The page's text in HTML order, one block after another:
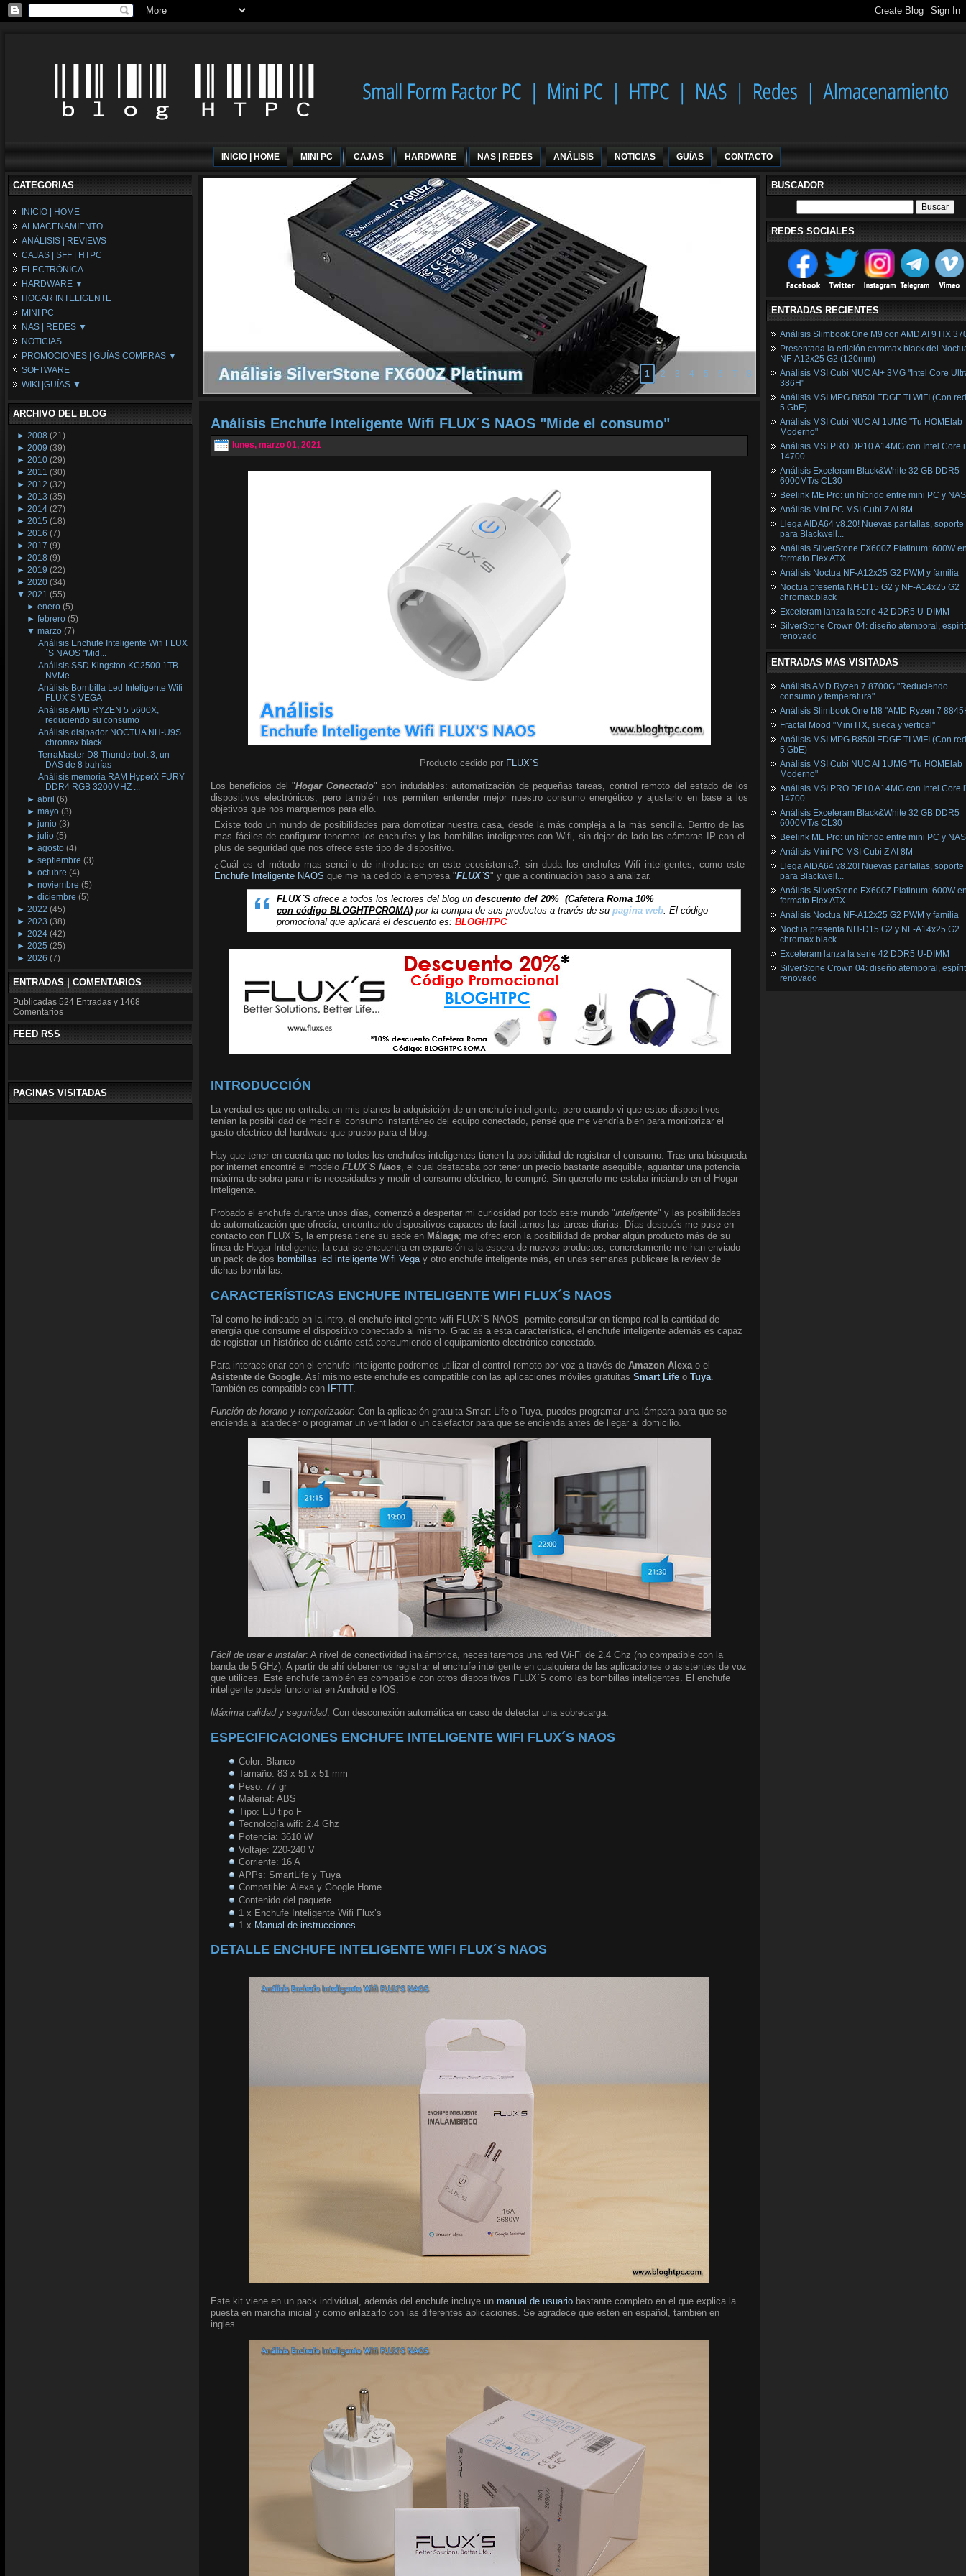
INICIO | HOME MINI PC CAJAS HARDWARE NAS | REDES ANÁLISIS NOTICIAS GUÍAS CONTACTO
CATEGORIAS
INICIO | HOME
ALMACENAMIENTO
ANÁLISIS | REVIEWS
CAJAS | SFF | HTPC
ELECTRÓNICA
HARDWARE ▼
Fuentes de Alimentación
Memória RAM
Placas Base
Procesadores
Periféricos
Refrigeración
Tarjetas Gráficas
HOGAR INTELIGENTE
MINI PC
NAS | REDES ▼
NAS
Espacio Synology
Redes
NOTICIAS
PROMOCIONES | GUÍAS COMPRAS ▼
Configuraciones Ordenadores
Guías de Compras
SOFTWARE
WIKI |GUÍAS ▼
Wikipedia
ARCHIVO DEL BLOG
► 2008 (21)
► 2009 (39)
► 2010 (29)
► 2011 (30)
► 2012 (32)
► 2013 (35)
► 2014 (27)
► 2015 (18)
► 2016 (7)
► 2017 (9)
► 2018 (9)
► 2019 (22)
► 2020 (34)
▼ 2021 (55)
►enero (5)
►febrero (5)
▼marzo (7)
Análisis Enchufe Inteligente Wifi FLUX
´S NAOS "Mid...
Análisis SSD Kingston KC2500 1TB
NVMe
Análisis Bombilla Led Inteligente Wifi
FLUX´S VEGA
Análisis AMD RYZEN 5 5600X,
reduciendo su consumo
Análisis disipador NOCTUA NH-U9S
chromax.black
TerraMaster D8 Thunderbolt 3, un
DAS de 8 bahías
Análisis memoria RAM HyperX FURY
DDR4 RGB 3200MHZ ...
►abril (6)
►mayo (3)
►junio (3)
►julio (5)
►agosto (4)
►septiembre (3)
►octubre (4)
►noviembre (5)
►diciembre (5)
► 2022 (45)
► 2023 (38)
► 2024 (42)
► 2025 (25)
► 2026 (7)
ENTRADAS | COMENTARIOS
Publicadas 524 Entradas y 1468
Comentarios
FEED RSS
PAGINAS VISITADAS
1 2 3 4 5 6 7 8
Análisis Enchufe Inteligente Wifi FLUX´S NAOS "Mide el consumo"
lunes, marzo 01, 2021
Producto cedido por FLUX´S
Los beneficios del "Hogar Conectado" son indudables: automatización de pequeñas tareas, control remoto del estado de los
dispositivos electrónicos, pero también nos permiten entender mejor nuestro consumo energético y ajustarlo en base a los
objetivos que nos marquemos para ello.
Existe todo un mundo de posibilidades para domotizar nuestra casa, desde la más compleja a la más sencilla. Dentro de las
mas fáciles de configurar tenemos los enchufes y las bombillas inteligentes con Wifi, sin dejar de lado las cámaras IP con el
plus de seguridad que nos ofrece este tipo de dispositivo.
¿Cuál es el método mas sencillo de introducirse en este ecosistema?: sin duda los enchufes Wifi inteligentes, como este
Enchufe Inteligente NAOS que me ha cedido la empresa "FLUX´S" y que a continuación paso a analizar.
FLUX´S ofrece a todos los lectores del blog un descuento del 20% (Cafetera Roma 10%
con código BLOGHTPCROMA) por la compra de sus productos a través de su pagina web . El código
promocional que aplicará el descuento es: BLOGHTPC
INTRODUCCIÓN
La verdad es que no entraba en mis planes la adquisición de un enchufe inteligente, pero cuando vi que estos dispositivos
tenían la posibilidad de medir el consumo instantáneo del equipo conectado, pensé que me vendría bien para monitorizar el
gasto eléctrico del hardware que pruebo para el blog.
Hay que tener en cuenta que no todos los enchufes inteligentes tienen la posibilidad de registrar el consumo. Tras una búsqueda
por internet encontré el modelo FLUX´S Naos , el cual destacaba por tener un precio bastante asequible, aguantar una potencia
máxima de sobra para mis necesidades y medir el consumo eléctrico, lo compré. Sin quererlo me estaba iniciando en el Hogar
Inteligente.
Probado el enchufe durante unos días, comenzó a despertar mi curiosidad por todo este mundo "inteligente" y las posibilidades
de automatización que ofrecía, encontrando dispositivos capaces de facilitarnos las tareas diarias. Días después me puse en
contacto con FLUX´S, la empresa tiene su sede en Málaga; me ofrecieron la posibilidad de probar algún producto más de su
línea de Hogar Inteligente, la cual se encuentra en expansión a la espera de nuevos productos, concretamente me han enviado
un pack de dos bombillas led inteligente Wifi Vega y otro enchufe inteligente más, en unas semanas publicare la review de
dichas bombillas.
CARACTERÍSTICAS ENCHUFE INTELIGENTE WIFI FLUX´S NAOS
Tal como he indicado en la intro, el enchufe inteligente wifi FLUX`S NAOS permite consultar en tiempo real la cantidad de
energía que consume el dispositivo conectado al mismo. Gracias a esta característica, el enchufe inteligente además es capaz
de registrar un histórico de cuánto está consumiendo el equipamiento electrónico conectado.
Para interaccionar con el enchufe inteligente podremos utilizar el control remoto por voz a través de Amazon Alexa o el
Asistente de Google . Así mismo este enchufe es compatible con las aplicaciones móviles gratuitas Smart Life o Tuya
También es compatible con IFTTT.
Función de horario y temporizador: Con la aplicación gratuita Smart Life o Tuya, puedes programar una lámpara para que se
encienda al atardecer o programar un ventilador o un calefactor para que se encienda antes de llegar al domicilio.
Fácil de usar e instalar: A nivel de conectividad inalámbrica, necesitaremos una red Wi-Fi de 2.4 Ghz (no compatible con la
banda de 5 GHz). A partir de ahí deberemos registrar el enchufe inteligente en cualquiera de las aplicaciones o asistentes de voz
que utilices. Este enchufe también es compatible con otros dispositivos FLUX´S como las bombillas inteligentes. El enchufe
inteligente puede funcionar en Android e IOS.
Máxima calidad y seguridad: Con desconexión automática en caso de detectar una sobrecarga.
ESPECIFICACIONES ENCHUFE INTELIGENTE WIFI FLUX´S NAOS
Color: Blanco
Tamaño: 83 x 51 x 51 mm
Peso: 77 gr
Material: ABS
Tipo: EU tipo F
Tecnología wifi: 2.4 Ghz
Potencia: 3610 W
Voltaje: 220-240 V
Corriente: 16 A
APPs: SmartLife y Tuya
Compatible: Alexa y Google Home
Contenido del paquete
1 x Enchufe Inteligente Wifi Flux’s
1 x Manual de instrucciones
DETALLE ENCHUFE INTELIGENTE WIFI FLUX´S NAOS
Este kit viene en un pack individual, además del enchufe incluye un manual de usuario bastante completo en el que explica la
puesta en marcha inicial y como enlazarlo con las diferentes aplicaciones. Se agradece que estén en español, también en
ingles.
BUSCADOR
REDES SOCIALES
ENTRADAS RECIENTES
Análisis Slimbook One M9 con AMD AI 9 HX
Presentada la edición chromax.black del
NF‑A12x25 G2 (120mm)
Análisis MSI Cubi NUC AI+ 3MG "Intel Core
386H"
Análisis MSI MPG B850I EDGE TI WIFI (Con
5 GbE)
Análisis MSI Cubi NUC AI 1UMG "Tu HOMElab
Moderno"
Análisis MSI PRO DP10 A14MG con Intel Core
14700
Análisis Exceleram Black&White 32 GB DDR5
6000MT/s CL30
Beelink ME Pro: un híbrido entre mini PC y NAS
Análisis Mini PC MSI Cubi Z AI 8M
Llega AIDA64 v8.20! Nuevas pantallas, soporte
para Blackwell...
Análisis SilverStone FX600Z Platinum: 600W
formato Flex ATX
Análisis Noctua NF-A12x25 G2 PWM y familia
Noctua presenta NH-D15 G2 y NF-A14x25 G2
chromax.black
Exceleram lanza la serie 42 DDR5 U-DIMM
SilverStone Crown 04: diseño atemporal,
renovado
ENTRADAS MAS VISITADAS
Análisis AMD Ryzen 7 8700G "Reduciendo
consumo y temperatura"
Análisis Slimbook One M8 "AMD Ryzen 7
Fractal Mood "Mini ITX, sueca y vertical"
Análisis MSI MPG B850I EDGE TI WIFI (Con
5 GbE)
Análisis MSI Cubi NUC AI 1UMG "Tu HOMElab
Moderno"
Análisis MSI PRO DP10 A14MG con Intel Core
14700
Análisis Exceleram Black&White 32 GB DDR5
6000MT/s CL30
Beelink ME Pro: un híbrido entre mini PC y NAS
Análisis Mini PC MSI Cubi Z AI 8M
Llega AIDA64 v8.20! Nuevas pantallas, soporte
para Blackwell...
Análisis SilverStone FX600Z Platinum: 600W
formato Flex ATX
Análisis Noctua NF-A12x25 G2 PWM y familia
Noctua presenta NH-D15 G2 y NF-A14x25 G2
chromax.black
Exceleram lanza la serie 42 DDR5 U-DIMM
SilverStone Crown 04: diseño atemporal,
renovado